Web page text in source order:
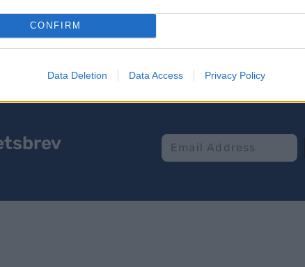
CONFIRM
Data Deletion Data Access Privacy Policy